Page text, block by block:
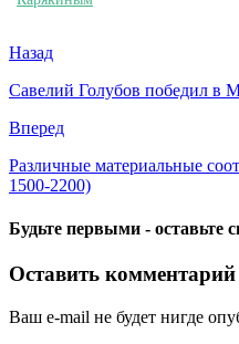
Назад
Савелий Голубов победил в
Вперед
Различные материальные
1500-2200)
Будьте первыми - оставьте
Оставить комментарий
Ваш e-mail не будет нигде